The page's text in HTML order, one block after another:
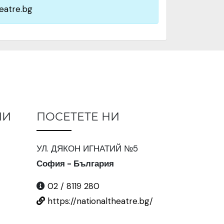
ПОСЕТЕТЕ НИ
УЛ. ДЯКОН ИГНАТИЙ №5
София - България
02 / 8119 280
https://nationaltheatre.bg/